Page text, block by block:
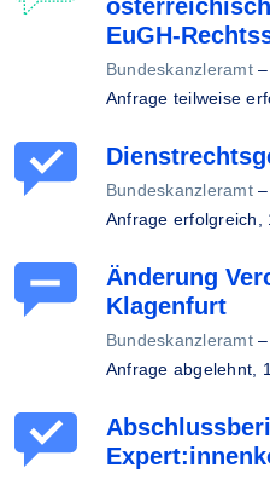
EuGH-
Bundeskanzleramt–
Anfrage teilweise
Bundeskanzleramt–
Anfrage erfolgreich,
Änderung
Klagenfurt
Bundeskanzleramt–
Anfrage abgelehnt,